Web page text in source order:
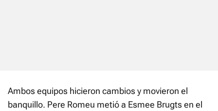
Ambos equipos hicieron cambios y movieron el
banquillo. Pere Romeu metió a Esmee Brugts en el